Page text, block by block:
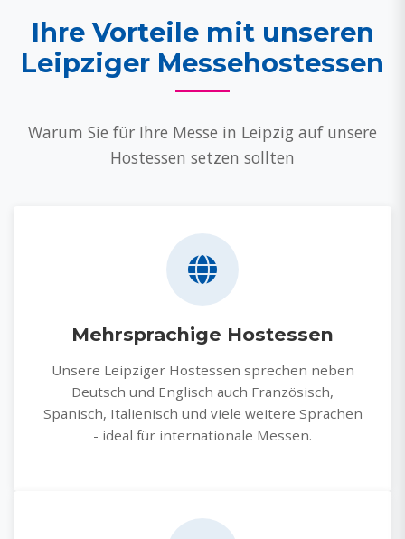
Ihre Vorteile mit unseren
Leipziger Messehostessen
Warum Sie für Ihre Messe in Leipzig auf unsere
Hostessen setzen sollten
Mehrsprachige Hostessen
Unsere Leipziger Hostessen sprechen neben
Deutsch und Englisch auch Französisch,
Spanisch, Italienisch und viele weitere Sprachen
- ideal für internationale Messen.